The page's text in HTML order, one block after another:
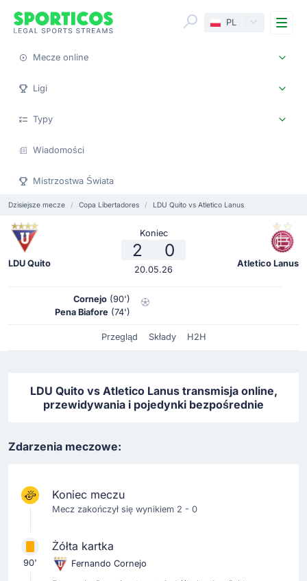
PL
Mecze online
Ligi
Typy
Wiadomości
Mistrzostwa Świata
Dzisiejsze mecze Copa Libertadores LDU Quito vs Atletico Lanus
LDU Quito
Koniec
2 0
20.05.26
Atletico Lanus
Cornejo (90')
Pena Biafore (74')
Przegląd Składy H2H
LDU Quito vs Atletico Lanus transmisja online,
przewidywania i pojedynki bezpośrednie
Zdarzenia meczowe:
Koniec meczu
Mecz zakończył się wynikiem 2 - 0
90'
Żółta kartka
Fernando Cornejo